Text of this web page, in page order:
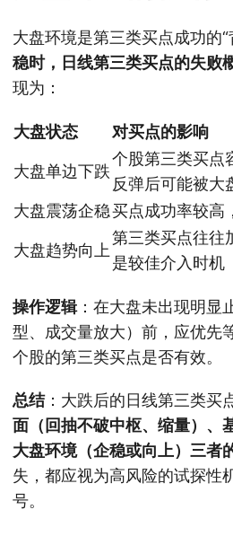
大盘环境是第三类买点成功的“
稳时，日线第三类买点的失败
现为：
大盘状态 对买点的影响
大盘单边下跌
个股第三类买点
反弹后可能被大
大盘震荡企稳买点成功率较高
大盘趋势向上
第三类买点往往
是较佳介入时机
操作逻辑：在大盘未出现明显
型、成交量放大）前，应优先
个股的第三类买点是否有效。
总结：大跌后的日线第三类买
面（回抽不破中枢、缩量）、
大盘环境（企稳或向上）三者
失，都应视为高风险的试探性
号。